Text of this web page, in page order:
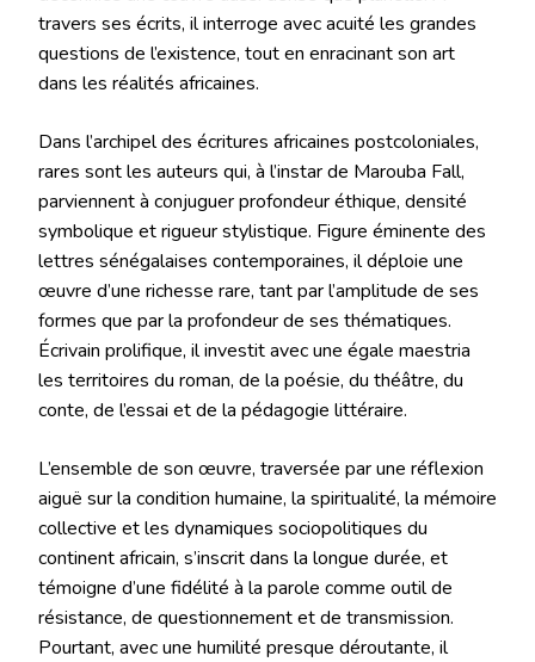
travers ses écrits, il interroge avec acuité les grandes
questions de l’existence, tout en enracinant son art
dans les réalités africaines.
Dans l’archipel des écritures africaines postcoloniales,
rares sont les auteurs qui, à l’instar de Marouba Fall,
parviennent à conjuguer profondeur éthique, densité
symbolique et rigueur stylistique. Figure éminente des
lettres sénégalaises contemporaines, il déploie une
œuvre d’une richesse rare, tant par l’amplitude de ses
formes que par la profondeur de ses thématiques.
Écrivain prolifique, il investit avec une égale maestria
les territoires du roman, de la poésie, du théâtre, du
conte, de l’essai et de la pédagogie littéraire.
L’ensemble de son œuvre, traversée par une réflexion
aiguë sur la condition humaine, la spiritualité, la mémoire
collective et les dynamiques sociopolitiques du
continent africain, s’inscrit dans la longue durée, et
témoigne d’une fidélité à la parole comme outil de
résistance, de questionnement et de transmission.
Pourtant, avec une humilité presque déroutante, il